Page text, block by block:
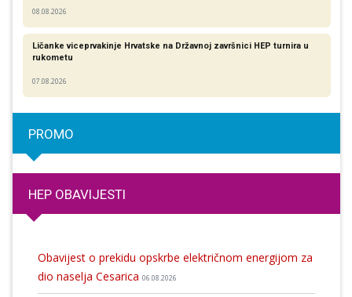
08.08.2026
Ličanke viceprvakinje Hrvatske na Državnoj završnici HEP turnira u
rukometu
07.08.2026
PROMO
HEP OBAVIJESTI
Obavijest o prekidu opskrbe električnom energijom za
dio naselja Cesarica 06.08.2026